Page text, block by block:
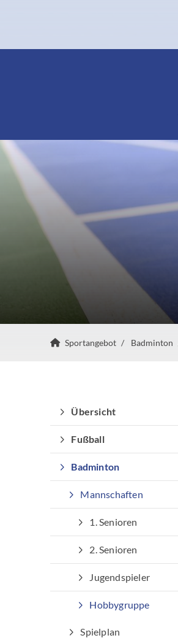
Sportangebot Badminton
Übersicht
Fußball
Badminton
Mannschaften
1. Senioren
2. Senioren
Jugendspieler
Hobbygruppe
Spielplan